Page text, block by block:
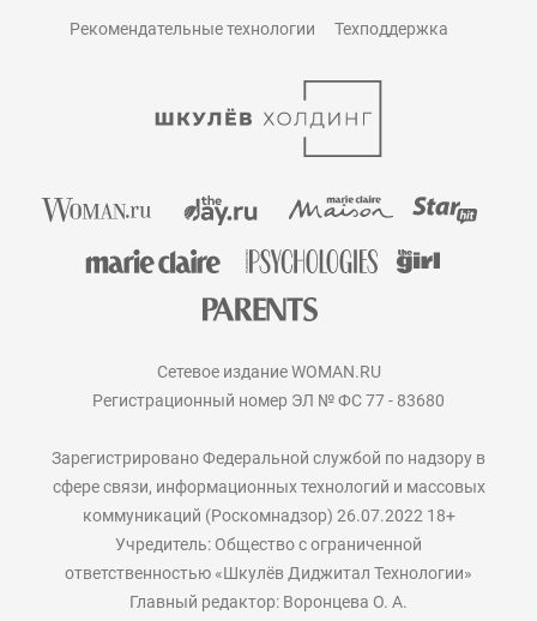
Рекомендательные технологии Техподдержка
Сетевое издание WOMAN.RU
Регистрационный номер ЭЛ № ФС 77 - 83680
Зарегистрировано Федеральной службой по надзору в
сфере связи, информационных технологий и массовых
коммуникаций (Роскомнадзор) 26.07.2022 18+
Учредитель: Общество с ограниченной
ответственностью «Шкулёв Диджитал Технологии»
Главный редактор: Воронцева О. А.